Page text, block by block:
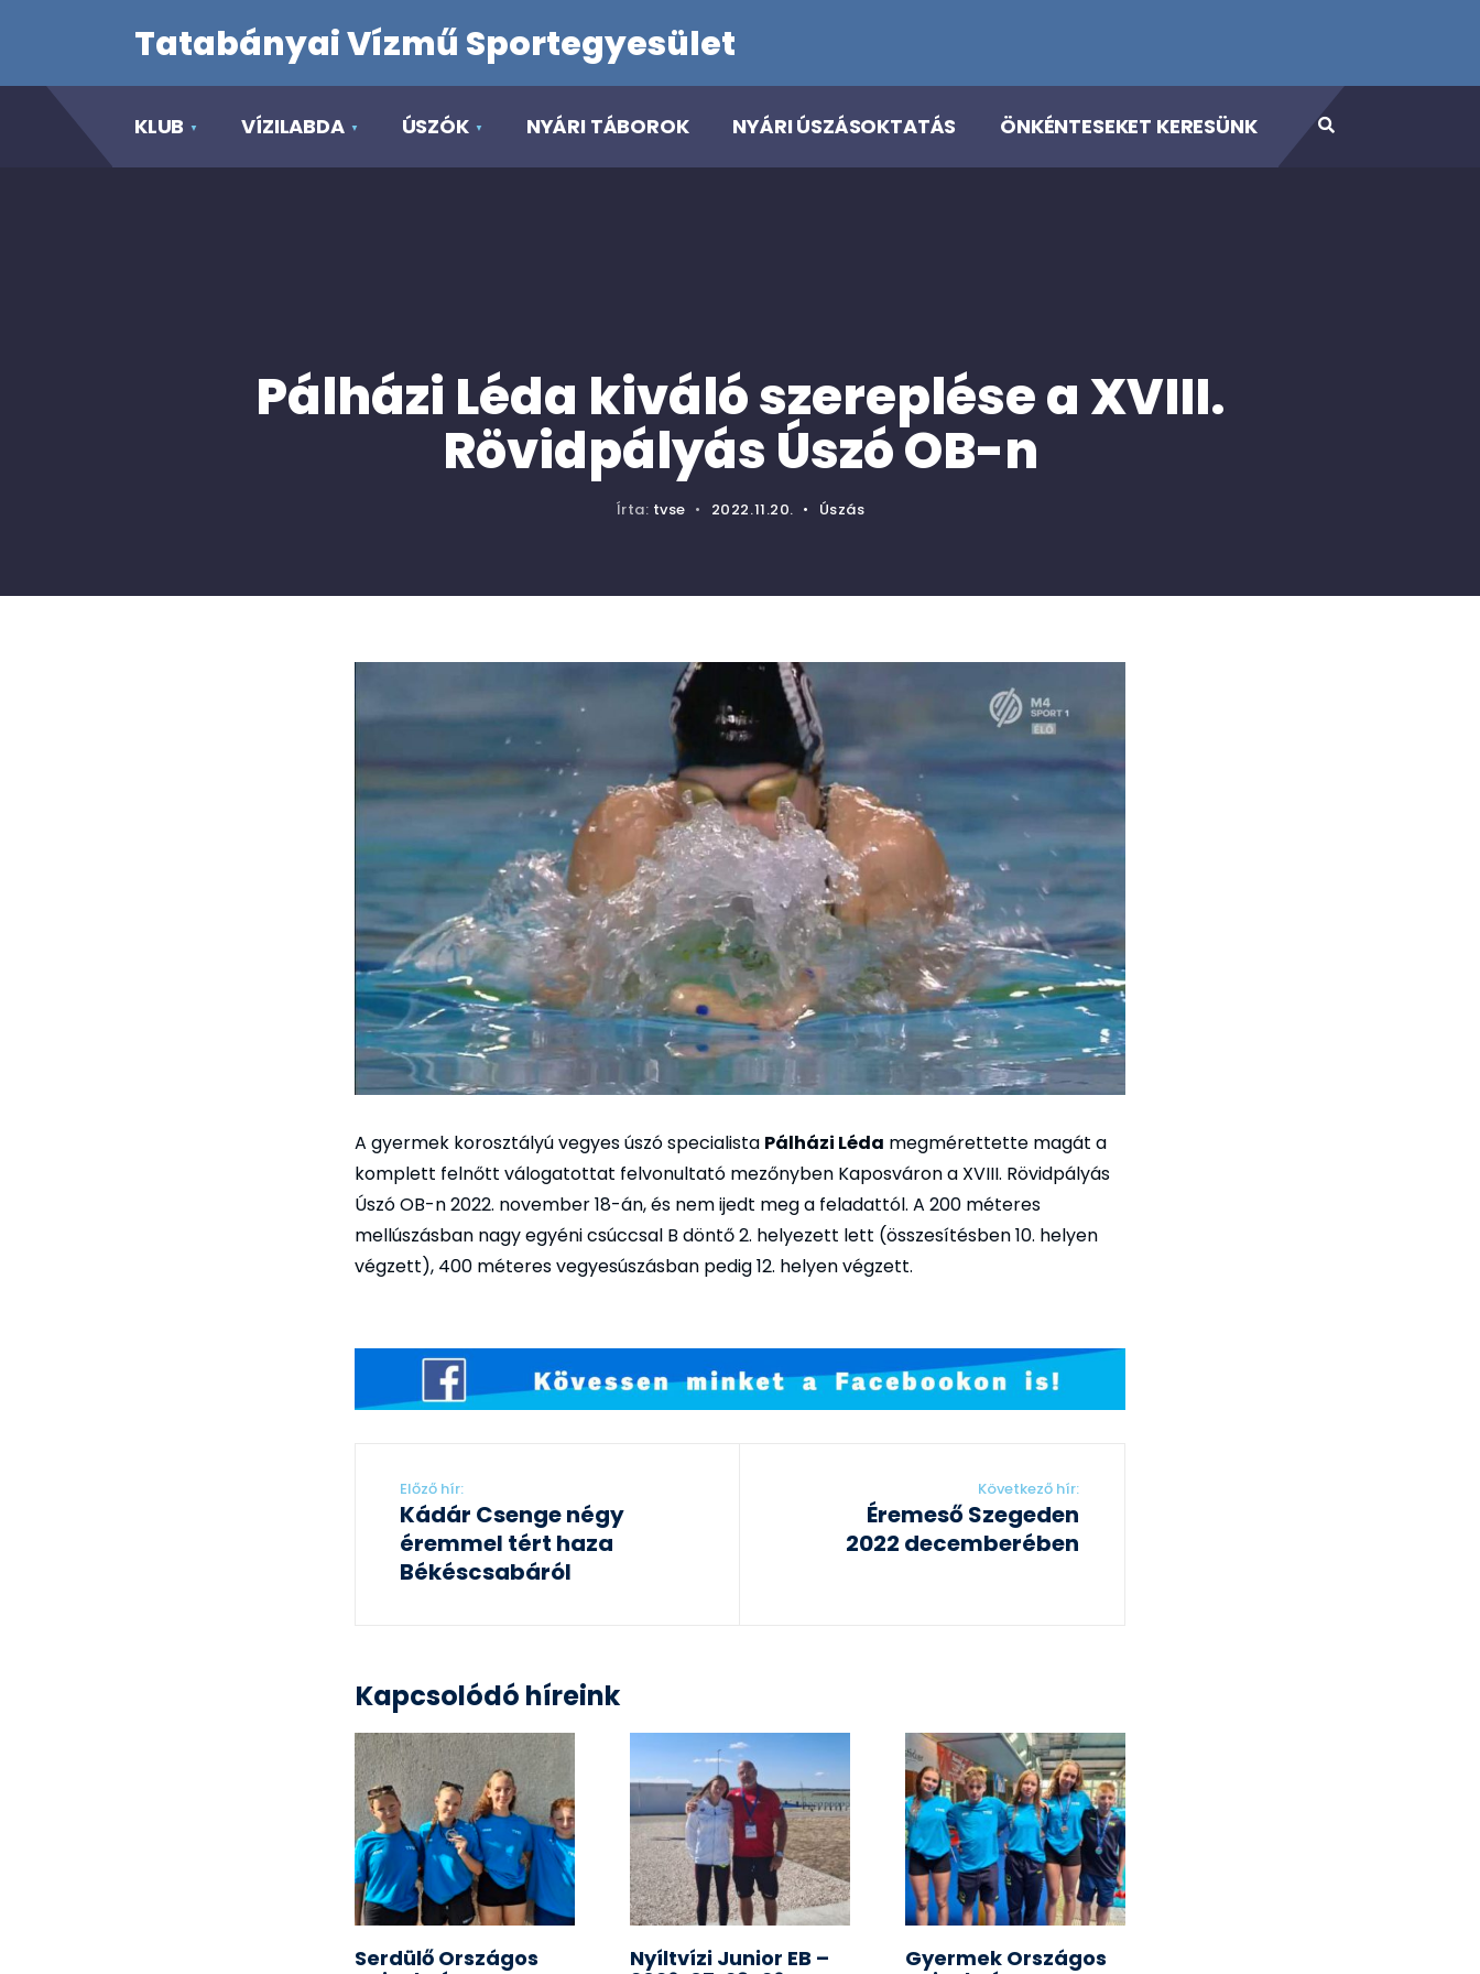
Tatabányai Vízmű Sportegyesület
KLUB VÍZILABDA ÚSZÓK NYÁRI TÁBOROK NYÁRI ÚSZÁSOKTATÁS ÖNKÉNTESEKET KERESÜNK
Pálházi Léda kiváló szereplése a XVIII.
Rövidpályás Úszó OB-n
Írta: tvse • 2022.11.20. • Úszás
A gyermek korosztályú vegyes úszó specialista Pálházi Léda megmérettette magát a
komplett felnőtt válogatottat felvonultató mezőnyben Kaposváron a XVIII. Rövidpályás
Úszó OB-n 2022. november 18-án, és nem ijedt meg a feladattól. A 200 méteres
mellúszásban nagy egyéni csúccsal B döntő 2. helyezett lett (összesítésben 10. helyen
végzett), 400 méteres vegyesúszásban pedig 12. helyen végzett.
Előző hír:
Kádár Csenge négy
éremmel tért haza
Békéscsabáról
Következő hír:
Éremeső Szegeden
2022 decemberében
Kapcsolódó híreink
Serdülő Országos
Nyíltvízi Junior EB –
Gyermek Országos